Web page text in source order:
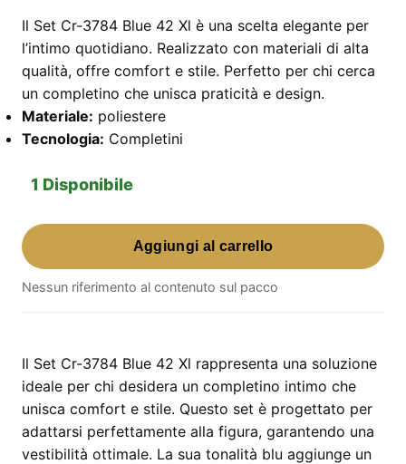
Il Set Cr-3784 Blue 42 Xl è una scelta elegante per
l’intimo quotidiano. Realizzato con materiali di alta
qualità, offre comfort e stile. Perfetto per chi cerca
un completino che unisca praticità e design.
Materiale: poliestere
Tecnologia: Completini
1 Disponibile
Set
Cr-
3784
Blue
quantità
Aggiungi al carrello
Nessun riferimento al contenuto sul pacco
Il Set Cr-3784 Blue 42 Xl rappresenta una soluzione
ideale per chi desidera un completino intimo che
unisca comfort e stile. Questo set è progettato per
adattarsi perfettamente alla figura, garantendo una
vestibilità ottimale. La sua tonalità blu aggiunge un